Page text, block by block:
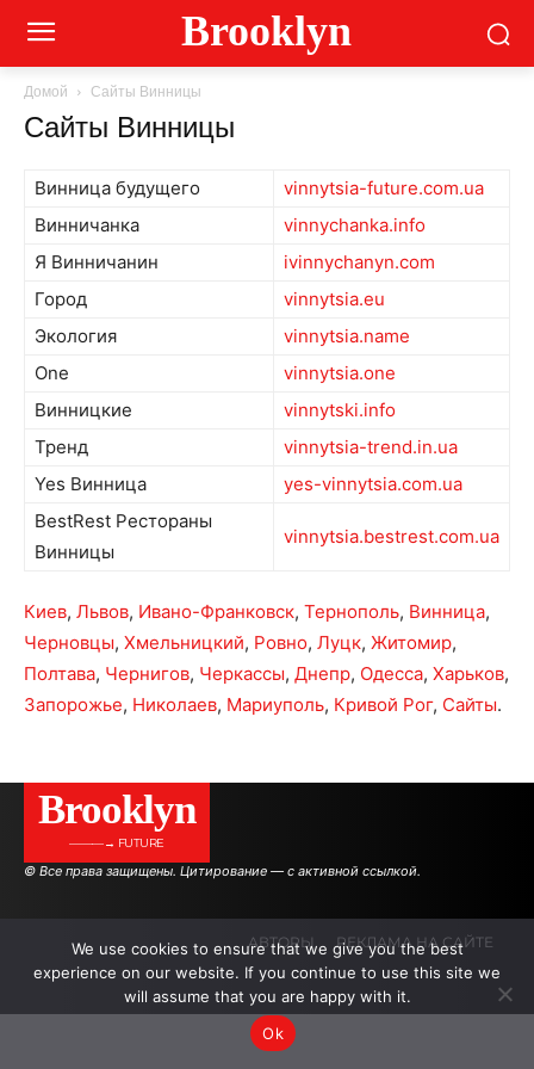
Brooklyn
Домой Сайты Винницы
Сайты Винницы
Винница будущего
vinnytsia-future.com.ua
Винничанка
vinnychanka.info
Я Винничанин
ivinnychanyn.com
Город
vinnytsia.eu
Экология
vinnytsia.name
One
vinnytsia.one
Винницкие
vinnytski.info
Тренд
vinnytsia-trend.in.ua
Yes Винница
yes-vinnytsia.com.ua
BestRest Рестораны
Винницы
vinnytsia.bestrest.com.ua
Киев, Львов, Ивано-Франковск, Тернополь, Винница,
Черновцы, Хмельницкий, Ровно, Луцк, Житомир,
Полтава, Чернигов, Черкассы, Днепр, Одесса, Харьков,
Запорожье, Николаев, Мариуполь, Кривой Рог, Сайты.
Brooklyn
———→ FUTURE
© Все права защищены. Цитирование — с активной ссылкой.
АВТОРЫ РЕКЛАМА НА САЙТЕ
We use cookies to ensure that we give you the best
experience on our website. If you continue to use this site we
will assume that you are happy with it.
Ok